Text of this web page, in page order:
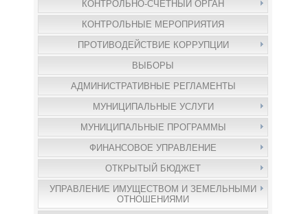
КОНТРОЛЬНО-СЧЕТНЫЙ ОРГАН
КОНТРОЛЬНЫЕ МЕРОПРИЯТИЯ
ПРОТИВОДЕЙСТВИЕ КОРРУПЦИИ
ВЫБОРЫ
АДМИНИСТРАТИВНЫЕ РЕГЛАМЕНТЫ
МУНИЦИПАЛЬНЫЕ УСЛУГИ
МУНИЦИПАЛЬНЫЕ ПРОГРАММЫ
ФИНАНСОВОЕ УПРАВЛЕНИЕ
ОТКРЫТЫЙ БЮДЖЕТ
УПРАВЛЕНИЕ ИМУЩЕСТВОМ И ЗЕМЕЛЬНЫМИ
ОТНОШЕНИЯМИ